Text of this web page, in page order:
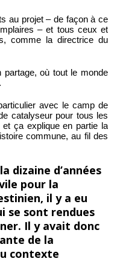
au projet – de façon à ce
– et tous ceux et
comme la directrice du
partage, où tout le monde
avec le camp de
catalyseur pour tous les
et ça explique en partie la
commune, au fil des
dizaine d’années
pour la
il y a eu
se sont rendues
Il y avait donc
de la
contexte